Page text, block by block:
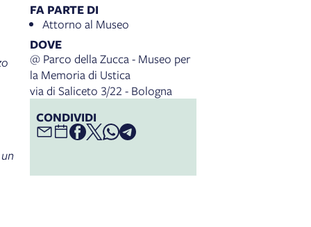
FA PARTE DI
Attorno al Museo
DOVE
@ Parco della Zucca - Museo per
la Memoria di Ustica
via di Saliceto 3/22 - Bologna
CONDIVIDI